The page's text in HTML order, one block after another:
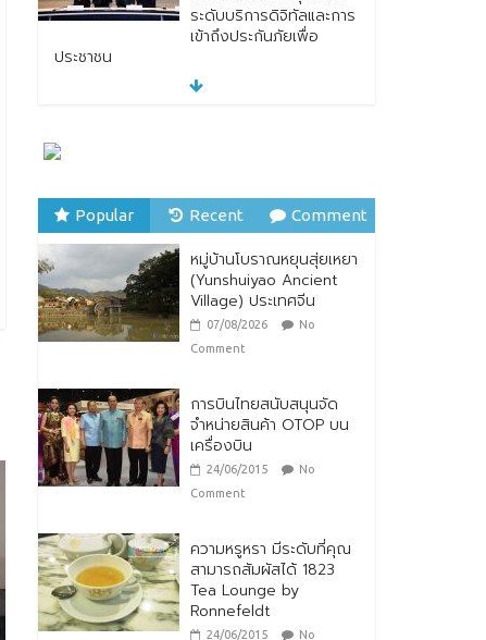
หมู่บ้านโบราณหยุนสุ่ยเหยา
ทิพยประกันภัย ร่วมถวาย
พระพรชัยมงคล พระบาท
สมเด็จพระปรเมนทร
รามาธิบดีศรีสินทรมหาวชิร
าลงกรณ พระวชิรเกล้าเจ้า
อยู่หัว
28/07/2026 No Comment
Popular Recent Comment
หมู่บ้านโบราณหยุนสุ่ยเหยา
(Yunshuiyao Ancient
Village) ประเทศจีน
07/08/2026
No
Comment
การบินไทยสนับสนุนจัด
จำหน่ายสินค้า OTOP บน
เครื่องบิน
24/06/2015
No
Comment
ความหรูหรา มีระดับที่คุณ
สามารถสัมผัสได้ 1823
Tea Lounge by
Ronnefeldt
24/06/2015
No